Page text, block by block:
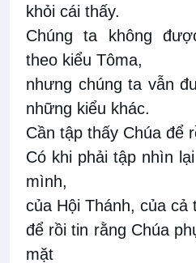
khỏi cái thấy.
Chúng ta không
theo kiểu Tôma,
nhưng chúng ta vẫn
những kiểu khác.
Cần tập thấy Chúa để
Có khi phải tập nhìn
mình,
của Hội Thánh, của cả
để rồi tin rằng Chúa
mặt